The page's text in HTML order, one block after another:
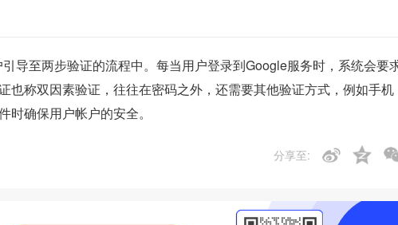
导至两步验证的流程中。每当用户登录到Google服务时，系统会要
也称双因素验证，往往在密码之外，还需要其他验证方式，例如手机
确保用户帐户的安全。
分享至: